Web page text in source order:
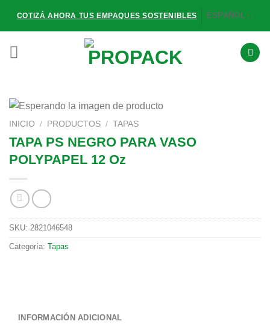
COTIZÁ AHORA TUS EMPAQUES SOSTENIBLES ESPAÑOL
INICIO / PRODUCTOS / TAPAS
TAPA PS NEGRO PARA VASO
POLYPAPEL 12 Oz
SKU: 2821046548
Categoría: Tapas
INFORMACIÓN ADICIONAL